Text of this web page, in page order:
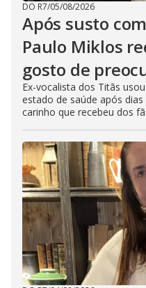
DO R7/05/08/2026
Após susto
Paulo Miklos
gosto de
Ex-vocalista dos Titãs
estado de saúde após
carinho que recebeu dos